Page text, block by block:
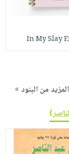
In My Slay
المزيد من البنود »
)